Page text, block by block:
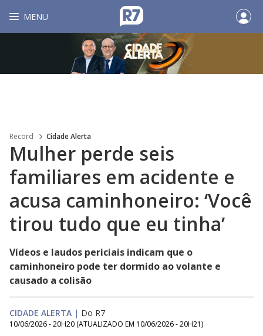
MENU
Record Cidade Alerta
Mulher perde seis
familiares em acidente e
acusa caminhoneiro: ‘Você
tirou tudo que eu tinha’
Vídeos e laudos periciais indicam que o
caminhoneiro pode ter dormido ao volante e
causado a colisão
CIDADE ALERTA | Do R7
10/06/2026 - 20H20 (ATUALIZADO EM 10/06/2026 - 20H21)